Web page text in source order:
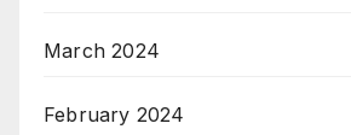
March 2024
February 2024